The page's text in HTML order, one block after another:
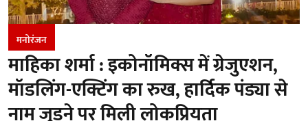
मनोरंजन
माहिका शर्मा : इकोनॉमिक्स में ग्रेजुएशन,
मॉडलिंग-एक्टिंग का रुख, हार्दिक पंड्या से